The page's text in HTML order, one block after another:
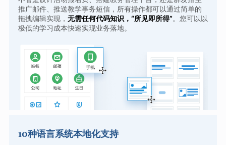
推广邮件、推送教学事务短信，所有操作都可以通过简单的
拖拽编辑实现， 无需任何代码知识，“所见即所得”。您可以以
极低的学习成本快速实现业务落地。
10种语言系统本地化支持